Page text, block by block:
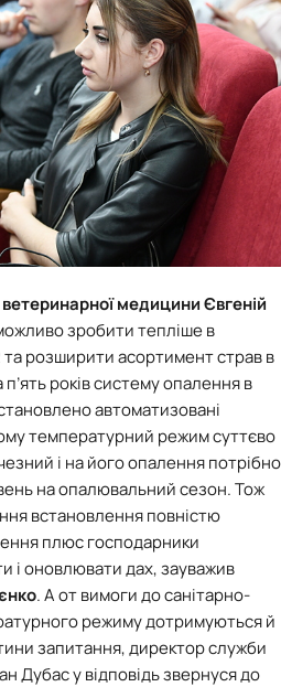
медициниЄвгеній
зробити тепліше в
розширити асортимент страв в
років систему опалення в
автоматизовані
температурний режим суттєво
і на його опалення потрібно
на опалювальний сезон. Тож
встановлення повністю
плюс господарники
і оновлювати дах, зауважив
. А от вимоги до санітарно-
режиму дотримуються й
запитання, директор служби
Дубас у відповідь звернуся до